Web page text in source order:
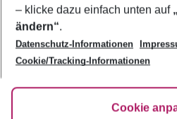
AGB
Bestpreisgarantie
Cookie-Einstellungen ändern
Cookie-Richtlinie
Agenturbetreuung
Barrierefreies Reisen
FAQ
HanseMerkur Reiseversicherung
Folge uns
– klicke dazu einfach unten auf
ändern“.
Datenschutz-Informationen
Cookie/Tracking-Informationen
Cookie